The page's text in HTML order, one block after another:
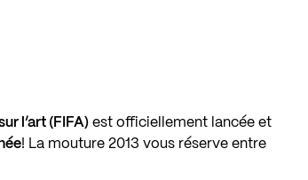
l’art (FIFA) est officiellement lancée et
! La mouture 2013 vous réserve entre